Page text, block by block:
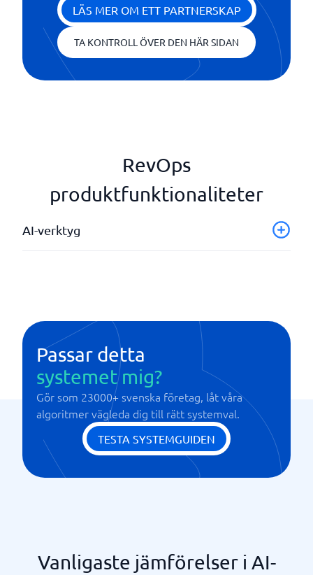
LÄS MER OM ETT PARTNERSKAP
TA KONTROLL ÖVER DEN HÄR SIDAN
RevOps
produktfunktionaliteter
AI-verktyg
Passar detta
systemet mig?
Gör som 23000+ svenska företag, låt våra
algoritmer vägleda dig till rätt systemval.
TESTA SYSTEMGUIDEN
Vanligaste jämförelser i AI-